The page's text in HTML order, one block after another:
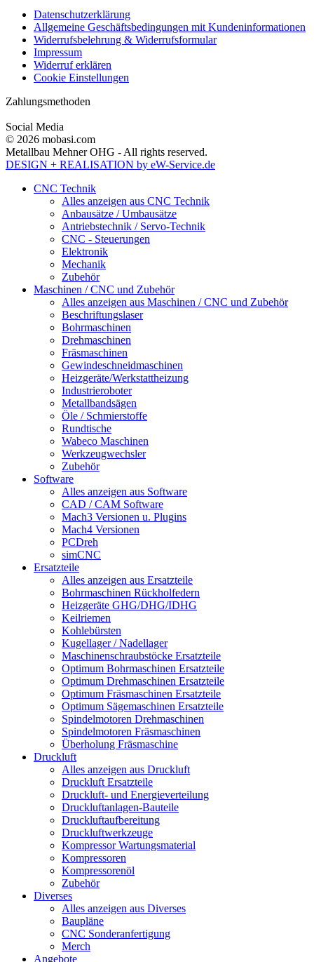
Datenschutzerklärung
Allgemeine Geschäftsbedingungen mit Kundeninformationen
Widerrufsbelehrung & Widerrufsformular
Impressum
Widerruf erklären
Cookie Einstellungen
Zahlungsmethoden
Social Media
© 2026 mobasi.com
Metallbau Mehner OHG - All rights reserved.
DESIGN + REALISATION by eW-Service.de
CNC Technik
Alles anzeigen aus CNC Technik
Anbausätze / Umbausätze
Antriebstechnik / Servo-Technik
CNC - Steuerungen
Elektronik
Mechanik
Zubehör
Maschinen / CNC und Zubehör
Alles anzeigen aus Maschinen / CNC und Zubehör
Beschriftungslaser
Bohrmaschinen
Drehmaschinen
Fräsmaschinen
Gewindeschneidmaschinen
Heizgeräte/Werkstattheizung
Industrieroboter
Metallbandsägen
Öle / Schmierstoffe
Rundtische
Wabeco Maschinen
Werkzeugwechsler
Zubehör
Software
Alles anzeigen aus Software
CAD / CAM Software
Mach3 Versionen u. Plugins
Mach4 Versionen
PCDreh
simCNC
Ersatzteile
Alles anzeigen aus Ersatzteile
Bohrmaschinen Rückholfedern
Heizgeräte GHG/DHG/IDHG
Keilriemen
Kohlebürsten
Kugellager / Nadellager
Maschinenschraubstöcke Ersatzteile
Optimum Bohrmaschinen Ersatzteile
Optimum Drehmaschinen Ersatzteile
Optimum Fräsmaschinen Ersatzteile
Optimum Sägemaschinen Ersatzteile
Spindelmotoren Drehmaschinen
Spindelmotoren Fräsmaschinen
Überholung Fräsmaschine
Druckluft
Alles anzeigen aus Druckluft
Druckluft Ersatzteile
Druckluft- und Energieverteilung
Druckluftanlagen-Bauteile
Druckluftaufbereitung
Druckluftwerkzeuge
Kompressor Wartungsmaterial
Kompressoren
Kompressorenöl
Zubehör
Diverses
Alles anzeigen aus Diverses
Baupläne
CNC Sonderanfertigung
Merch
Angebote